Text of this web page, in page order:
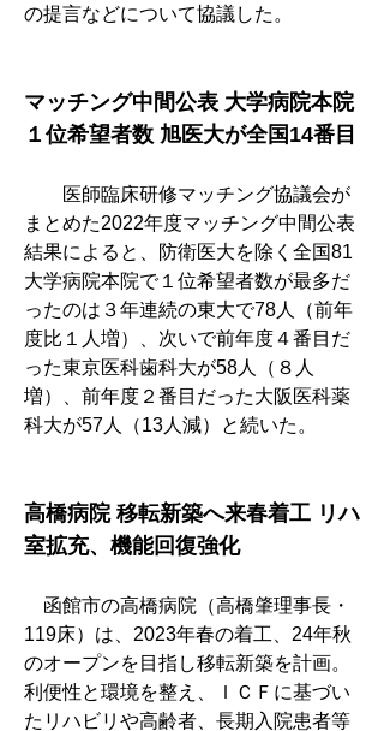
の提言などについて協議した。
マッチング中間公表 大学病院本院
１位希望者数 旭医大が全国14番目
医師臨床研修マッチング協議会が
まとめた2022年度マッチング中間公表
結果によると、防衛医大を除く全国81
大学病院本院で１位希望者数が最多だ
ったのは３年連続の東大で78人（前年
度比１人増）、次いで前年度４番目だ
った東京医科歯科大が58人（８人
増）、前年度２番目だった大阪医科薬
科大が57人（13人減）と続いた。
高橋病院 移転新築へ来春着工 リハ
室拡充、機能回復強化
函館市の高橋病院（高橋肇理事長・
119床）は、2023年春の着工、24年秋
のオープンを目指し移転新築を計画。
利便性と環境を整え、ＩＣＦに基づい
たリハビリや高齢者、長期入院患者等